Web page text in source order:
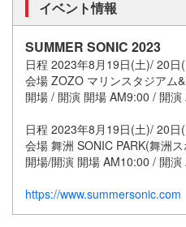
イベント情報
SUMMER SONIC 2023
日程 2023年8月19日(土)/ 20日
会場 ZOZO マリンスタジアム
開場 / 開演 開場 AM9:00 / 開演
日程 2023年8月19日(土)/ 20日
会場 舞洲 SONIC PARK(舞洲
開場/開演 開場 AM10:00 / 開演
https://www.summersonic.com